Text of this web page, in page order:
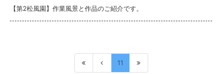
【第2松風園】作業風景と作品のご紹介です。
11